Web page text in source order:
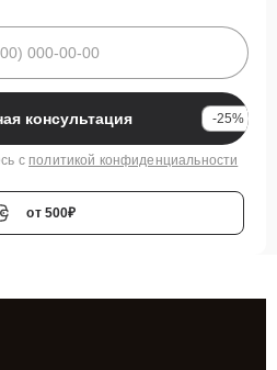
консультация -25%
с политикой конфиденциальности
от 500₽